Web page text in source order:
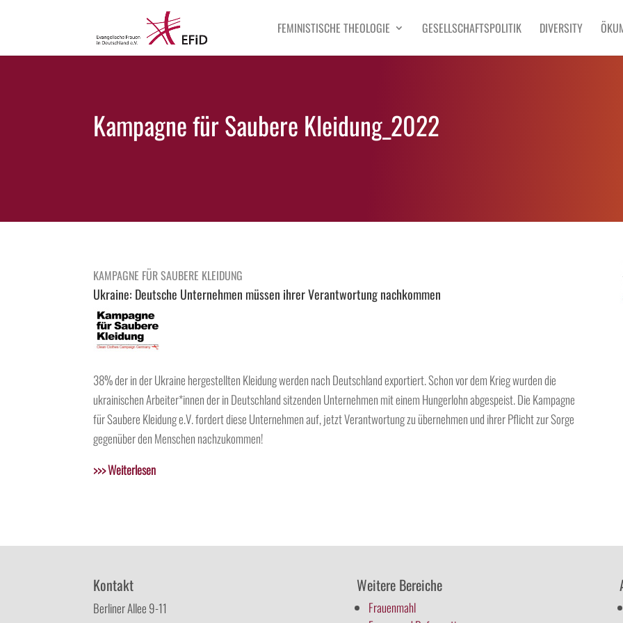
FEMINISTISCHE THEOLOGIE GESELLSCHAFTSPOLITIK DIVERSITY
Kampagne für Saubere Kleidung_2022
KAMPAGNE FÜR SAUBERE KLEIDUNG
Ukraine: Deutsche Unternehmen müssen ihrer Verantwortung nachkommen
38% der in der Ukraine hergestellten Kleidung werden nach Deutschland exportiert. Schon vor dem Krieg wurden die
ukrainischen Arbeiter*innen der in Deutschland sitzenden Unternehmen mit einem Hungerlohn abgespeist. Die Kampagne
für Saubere Kleidung e.V. fordert diese Unternehmen auf, jetzt Verantwortung zu übernehmen und ihrer Pflicht zur Sorge
gegenüber den Menschen nachzukommen!
>>> Weiterlesen
Kontakt
Berliner Allee 9-11
Weitere Bereiche
Frauenmahl